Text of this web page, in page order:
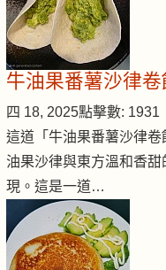
牛油果番薯沙律卷
四 18, 2025點擊數: 1931
這道「牛油果番薯沙律
油果沙律與東方溫和香
現。這是一道…